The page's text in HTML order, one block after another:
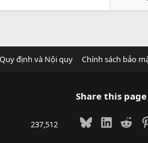
Quy định và Nội quy Chính sách bảo
237,512
Share this page
BlueskyLinkedIn